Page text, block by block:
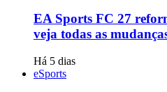
EA Sports FC 27
veja todas as
Há 5 dias
eSports